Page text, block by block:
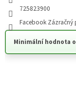
725823900
Facebook Zázračný
Minimální hodnota